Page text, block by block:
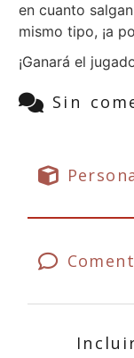
en cuanto
mismo tipo, ¡a
¡Ganará el
Sin